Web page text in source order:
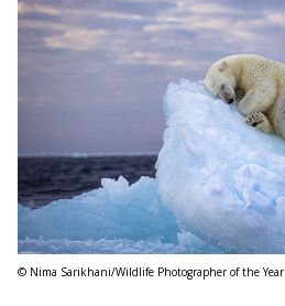
© Nima Sarikhani/Wildlife Photographer of the Year